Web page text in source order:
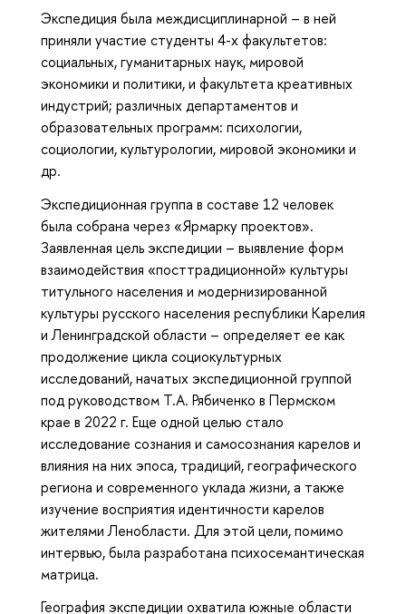
Экспедиция была междисциплинарной – в ней
приняли участие студенты 4-х факультетов:
социальных, гуманитарных наук, мировой
экономики и политики, и факультета креативных
индустрий; различных департаментов и
образовательных программ: психологии,
социологии, культурологии, мировой экономики и
др.
Экспедиционная группа в составе 12 человек
была собрана через «Ярмарку проектов».
Заявленная цель экспедиции – выявление форм
взаимодействия «посттрадиционной» культуры
титульного населения и модернизированной
культуры русского населения республики Карелия
и Ленинградской области – определяет ее как
продолжение цикла социокультурных
исследований, начатых экспедиционной группой
под руководством Т.А. Рябиченко в Пермском
крае в 2022 г. Еще одной целью стало
исследование сознания и самосознания карелов и
влияния на них эпоса, традиций, географического
региона и современного уклада жизни, а также
изучение восприятия идентичности карелов
жителями Ленобласти. Для этой цели, помимо
интервью, была разработана психосемантическая
матрица.
География экспедиции охватила южные области